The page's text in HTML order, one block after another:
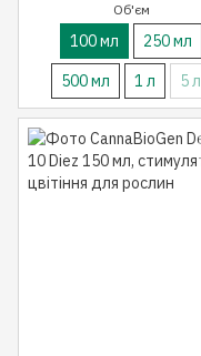
Об'єм
100 мл
250 мл
500 мл
1 л 5 л